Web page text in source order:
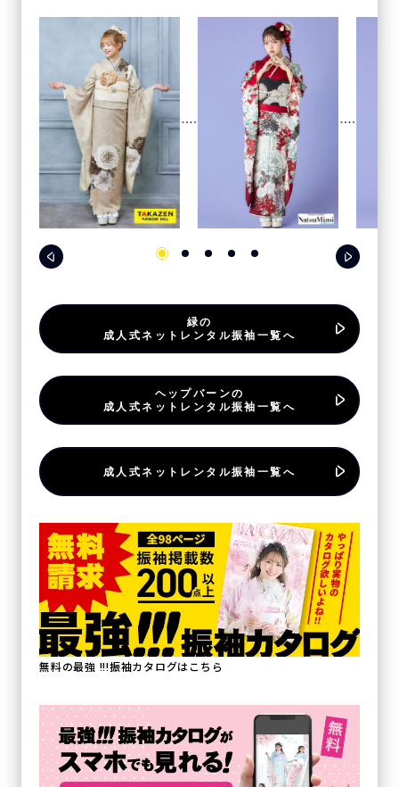
緑の
成人式ネットレンタル振袖一覧へ
ヘップバーンの
成人式ネットレンタル振袖一覧へ
成人式ネットレンタル振袖一覧へ
無料の最強 !!!振袖カタログはこちら